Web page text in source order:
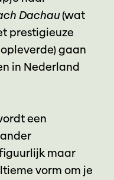
Dachau(wat
prestigieuze
gaan
in Nederland
een
maar
vorm om je